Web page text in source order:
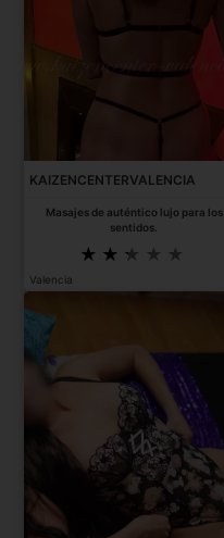
KAIZENCENTERVALENCIA
Masajes de auténtico lujo para los
sentidos.
Valencia